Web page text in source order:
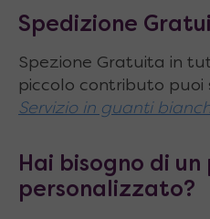
Spedizione
Spezione Gratuita in
piccolo contributo puoi
Servizio in guanti
Hai bisogno di
personalizzato?